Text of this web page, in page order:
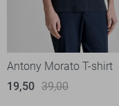
Antony Morato T-shirt
19,50 39,00